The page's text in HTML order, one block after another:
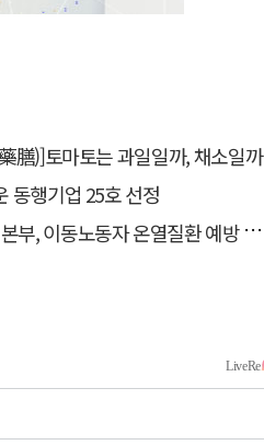
膳)]토마토는 과일일까, 채소일까
동행기업 25호 선정
, 이동노동자 온열질환 예방 캠페인